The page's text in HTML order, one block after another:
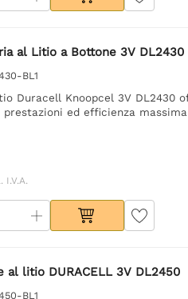
al Litio a Bottone 3V DL2430
BL1
Duracell Knoopcel 3V DL2430
ed efficienza
I.V.A.
al litio DURACELL 3V DL2450
BL1